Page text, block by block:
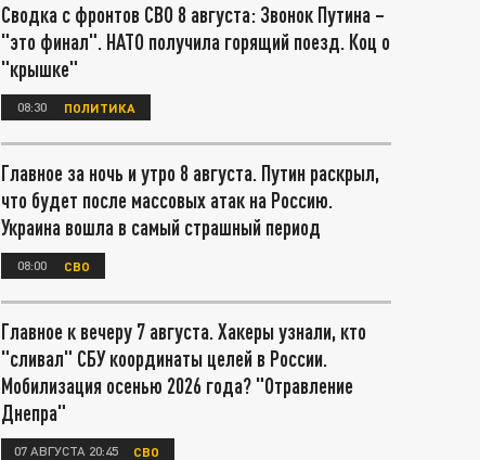
Сводка с фронтов СВО 8 августа: Звонок Путина –
"это финал". НАТО получила горящий поезд. Коц о
"крышке"
08:30 ПОЛИТИКА
Главное за ночь и утро 8 августа. Путин раскрыл,
что будет после массовых атак на Россию.
Украина вошла в самый страшный период
08:00 СВО
Главное к вечеру 7 августа. Хакеры узнали, кто
"сливал" СБУ координаты целей в России.
Мобилизация осенью 2026 года? "Отравление
Днепра"
07 АВГУСТА 20:45 СВО